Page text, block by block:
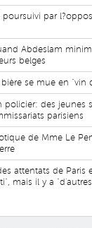
poursuivi par
Abdeslam
belges
bière se mue en "vin
policier: des jeunes
parisiens
de Mme Le
attentats de Paris
mais il y a